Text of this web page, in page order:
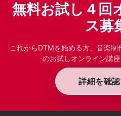
無料お試し４回
ス募
これからDTMを始める方、音楽
のお試しオンライン講座
詳細を確